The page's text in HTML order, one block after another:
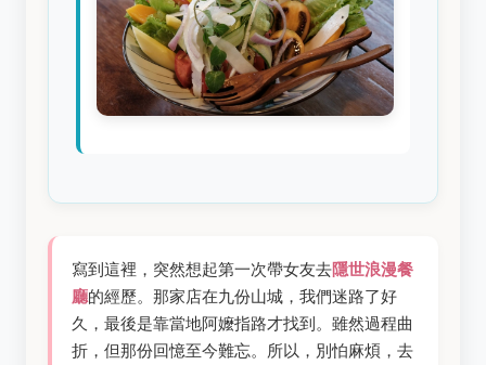
寫到這裡，突然想起第一次帶女友去隱世浪漫餐
廳的經歷。那家店在九份山城，我們迷路了好
久，最後是靠當地阿嬤指路才找到。雖然過程曲
折，但那份回憶至今難忘。所以，別怕麻煩，去